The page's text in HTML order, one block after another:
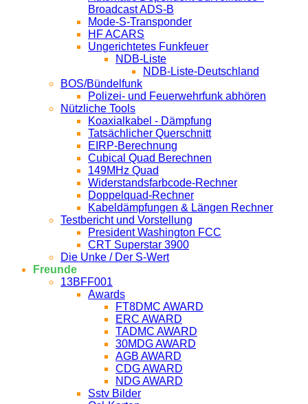
Broadcast ADS-B
Mode-S-Transponder
HF ACARS
Ungerichtetes Funkfeuer
NDB-Liste
NDB-Liste-Deutschland
BOS/Bündelfunk
Polizei- und Feuerwehrfunk abhören
Nützliche Tools
Koaxialkabel - Dämpfung
Tatsächlicher Querschnitt
EIRP-Berechnung
Cubical Quad Berechnen
149MHz Quad
Widerstandsfarbcode-Rechner
Doppelquad-Rechner
Kabeldämpfungen & Längen Rechner
Testbericht und Vorstellung
President Washington FCC
CRT Superstar 3900
Die Unke / Der S-Wert
Freunde
13BFF001
Awards
FT8DMC AWARD
ERC AWARD
TADMC AWARD
30MDG AWARD
AGB AWARD
CDG AWARD
NDG AWARD
Sstv Bilder